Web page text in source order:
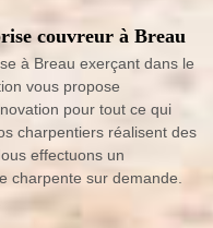
couvreur à Breau
à Breau exerçant dans le
vous propose
pour tout ce qui
charpentiers réalisent des
effectuons un
charpente sur demande.